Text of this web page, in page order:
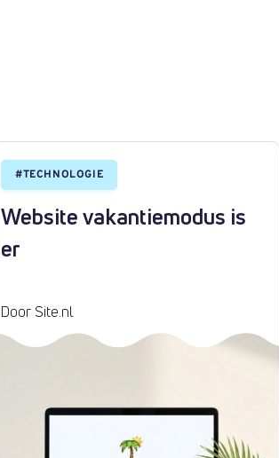
#TECHNOLOGIE
Website vakantiemodus is
er
Door Site.nl